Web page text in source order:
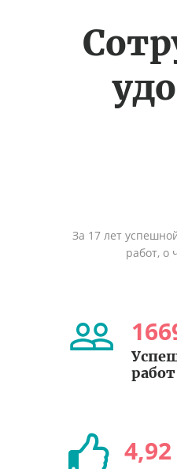
За 17 лет
работ, о
работ
4,92